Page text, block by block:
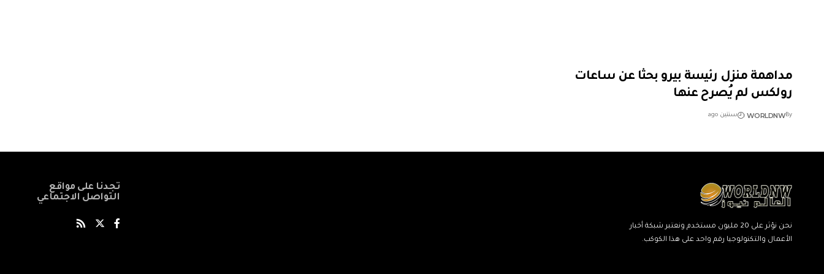
مداهمة منزل رئيسة بيرو بحثا عن ساعات
رولكس لم يُصرح عنها
By
WORLDNW سنتين ago
نحن نؤثر على 20 مليون مستخدم ونعتبر شبكة أخبار
الأعمال والتكنولوجيا رقم واحد على هذا الكوكب.
تجدنا على مواقع
التواصل الاجتماعي